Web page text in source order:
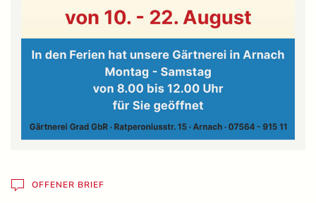
OFFENER BRIEF